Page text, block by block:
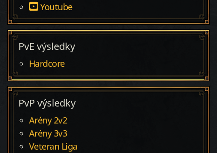
Youtube
PvE výsledky
Hardcore
PvP výsledky
Arény 2v2
Arény 3v3
Veteran Liga